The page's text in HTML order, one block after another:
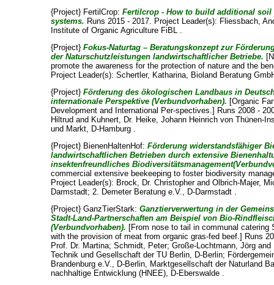
{Project} FertilCrop:Fertilcrop - How to build additional
systems. Runs 2015 - 2017. Project Leader(s): Fliessbach,
Institute of Organic Agriculture FiBL .
{Project}Fokus-Naturtag – Beratungskonzept zur
der Natur­schutzleistungen landwirtschaftlicher Betriebe.
promote the awareness for the protection of nature and the
Project Leader(s):Schertler, Katharina, Bioland Beratung
{Project}Förderung des ökologischen Landbaus in
internationale Perspektive (Verbundvorhaben). [Organic
Development and International Per-spectives.] Runs 2008 -
Hiltrud and Kuhnert, Dr. Heike, Johann Heinrich von Thünen-
und Markt, D-Hamburg .
{Project} BienenHaltenHof:Förderung widerstandsfähiger
landwirtschaftlichen Betrieben durch extensive
insektenfreundliches
commercial extensive beekeeping to foster biodiversity
Project Leader(s): Brock, Dr. ChristopherandOlbrich-Majer,
Darmstadt; 2. Demeter Beratung e.V., D-Darmstadt .
{Project} GanzTierStark:Ganztierverwertung in der
Stadt-Land-Partnerschaften am Beispiel von Bio-
(Verbundvorhaben). [From nose to tail in communal catering
with the provision of meat from organic gras-fed beef.] Runs
Prof. Dr. Martina;Schmidt, Peter;Große-Lochtmann, Jörg and
Technik und Gesellschaft der TU Berlin, D-Berlin;
Brandenburg e.V., D-Berlin, Marktgesellschaft der Naturland
nachhaltige Entwicklung (HNEE), D-Eberswalde .